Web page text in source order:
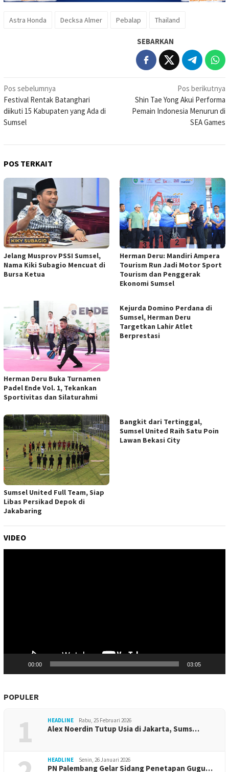
Astra Honda Decksa Almer Pebalap Thailand
SEBARKAN
Navigasi
pos
Pos sebelumnya
Festival Rentak Batanghari
diikuti 15 Kabupaten yang Ada di
Sumsel
Pos berikutnya
Shin Tae Yong Akui Performa
Pemain Indonesia Menurun di
SEA Games
POS TERKAIT
Jelang Musprov PSSI Sumsel,
Nama Kiki Subagio Mencuat di
Bursa Ketua
Herman Deru: Mandiri Ampera
Tourism Run Jadi Motor Sport
Tourism dan Penggerak
Ekonomi Sumsel
Herman Deru Buka Turnamen
Padel Ende Vol. 1, Tekankan
Sportivitas dan Silaturahmi
Kejurda Domino Perdana di
Sumsel, Herman Deru
Targetkan Lahir Atlet
Berprestasi
Sumsel United Full Team, Siap
Libas Persikad Depok di
Jakabaring
Bangkit dari Tertinggal,
Sumsel United Raih Satu Poin
Lawan Bekasi City
VIDEO
00:00 03:05
POPULER
1 HEADLINE Rabu, 25 Februari 2026
Alex Noerdin Tutup Usia di Jakarta, Sums…
HEADLINE Senin, 26 Januari 2026
PN Palembang Gelar Sidang Penetapan Gugu…